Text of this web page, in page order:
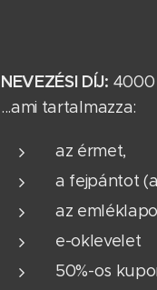
NEVEZÉSI DÍJ: 4000
...ami tartalmazza:
az érmet,
a fejpántot
az
e-oklevelet
50%-os